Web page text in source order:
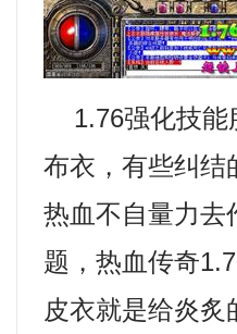
1.76强化技能
布衣，有些纠结
热血不自量力去
题，热血传奇
皮衣就是给炎